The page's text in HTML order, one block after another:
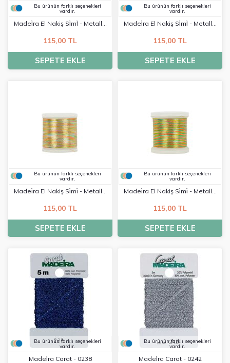
Bu ürünün farklı seçenekleri
vardır.
Madei̇ra El Nakiş Si̇mi̇ - Metalli̇c
115,00 TL
SEPETE EKLE
Bu ürünün farklı seçenekleri
vardır.
Madei̇ra El Nakiş Si̇mi̇ - Metalli̇c
115,00 TL
SEPETE EKLE
Bu ürünün farklı seçenekleri
vardır.
Madei̇ra El Nakiş Si̇mi̇ - Metalli̇c
115,00 TL
SEPETE EKLE
Bu ürünün farklı seçenekleri
vardır.
Madei̇ra El Nakiş Si̇mi̇ - Metalli̇c
115,00 TL
SEPETE EKLE
Bu ürünün farklı seçenekleri
vardır.
Madei̇ra Carat - 0238
Bu ürünün farklı seçenekleri
vardır.
Madei̇ra Carat - 0242